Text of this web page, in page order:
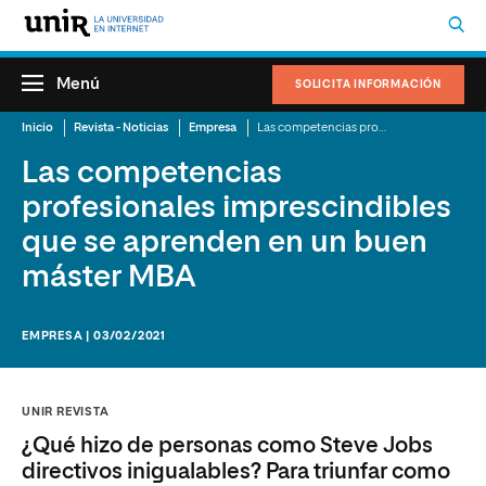
SOLICITA INFORMACIÓN
Menú
Inicio Revista - Noticias Empresa
Las competencias
profesionales imprescindibles
que se aprenden en un buen
máster MBA
EMPRESA | 03/02/2021
UNIR REVISTA
¿Qué hizo de personas como Steve Jobs
directivos inigualables? Para triunfar como